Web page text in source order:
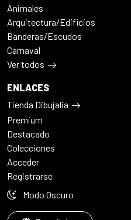
Animales
Arquitectura/Edificios
Banderas/Escudos
Carnaval
Ver todos
ENLACES
Tienda Dibujalia
Premium
Destacado
Colecciones
Acceder
Registrarse
Modo Oscuro